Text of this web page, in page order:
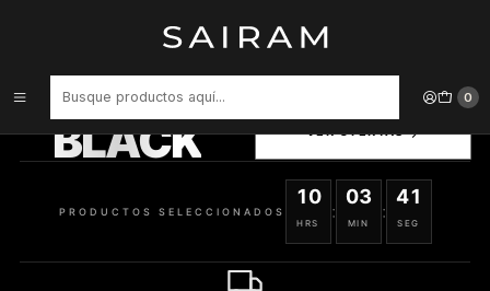
0
Correa Songz Para Watch 38/40 Mm Red 745964067675
BLACK
SELECCIONADOS
PRODUCTOS SELECCIONADOS
10
HRS
:
03
MIN
:
40
SEG